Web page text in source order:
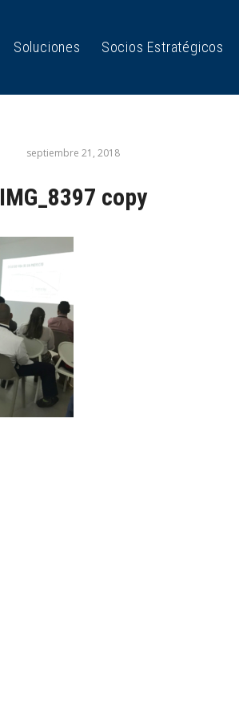
Soluciones Socios Estratégicos
septiembre 21, 2018
IMG_8397 copy